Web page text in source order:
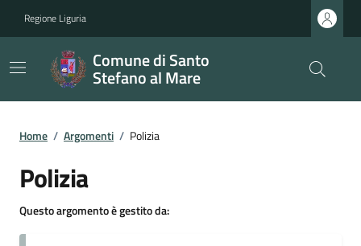
Regione Liguria
Comune di Santo
Stefano al Mare
Home / Argomenti / Polizia
Polizia
Questo argomento è gestito da: